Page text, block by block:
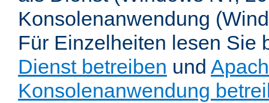
Konsolenanwendung
Für Einzelheiten lesen Sie
Dienst betreiben und
Konsolenanwendung